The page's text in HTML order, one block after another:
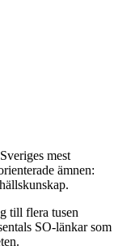
mest
ämnen:
till flera tusen
SO-länkar som